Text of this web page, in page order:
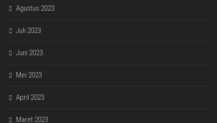
Agustus 2023
Juli 2023
Juni 2023
Mei 2023
April 2023
Maret 2023